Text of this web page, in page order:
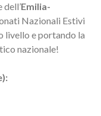
dell’Emilia-
Nazionali Estivi
livello e portando la
nazionale!